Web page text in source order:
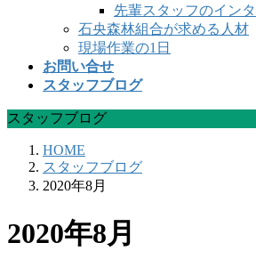
先輩スタッフのイン
石央森林組合が求める人材
現場作業の1日
お問い合せ
スタッフブログ
スタッフブログ
HOME
スタッフブログ
2020年8月
2020年8月